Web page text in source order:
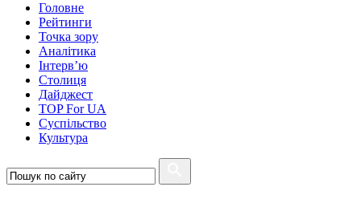
Головне
Рейтинги
Точка зору
Аналітика
Інтерв’ю
Столиця
Дайджест
TOP For UA
Суспiльство
Культура